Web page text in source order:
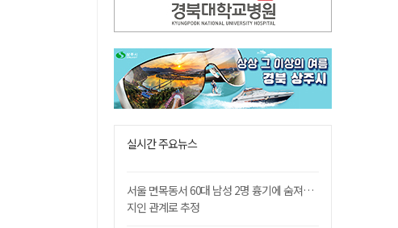
실시간 주요뉴스
서울 면목동서 60대 남성 2명 흉기에 숨져…
지인 관계로 추정